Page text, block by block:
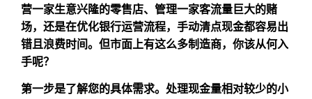
营一家生意兴隆的零售店、管理一家客流量巨大的赌
场，还是在优化银行运营流程，手动清点现金都容易出
错且浪费时间。但市面上有这么多制造商，你该从何入
手呢？
第一步是了解您的具体需求。处理现金量相对较少的小